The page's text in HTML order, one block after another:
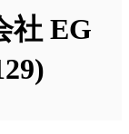
社 EG